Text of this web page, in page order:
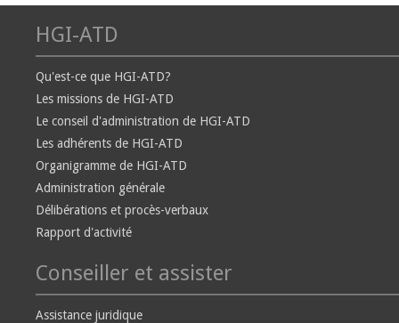
HGI-ATD
Qu'est-ce que HGI-ATD?
Les missions de HGI-ATD
Le conseil d'administration de HGI-ATD
Les adhérents de HGI-ATD
Organigramme de HGI-ATD
Administration générale
Délibérations et procès-verbaux
Rapport d'activité
Conseiller et assister
Assistance juridique